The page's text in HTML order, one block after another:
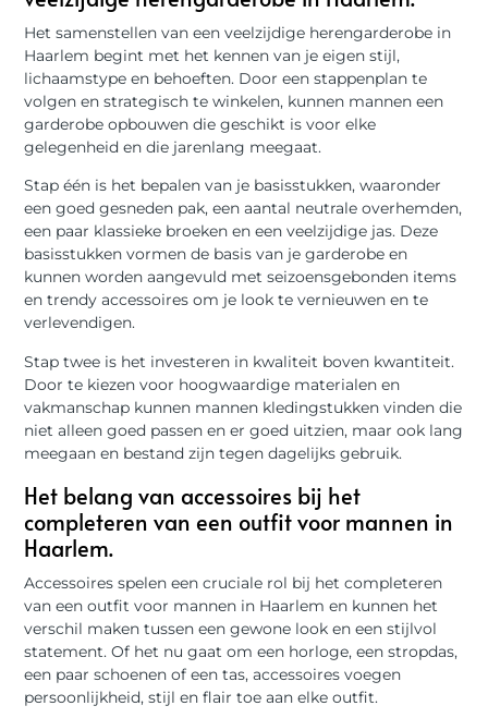
Het samenstellen van een veelzijdige herengarderobe in
Haarlem begint met het kennen van je eigen stijl,
lichaamstype en behoeften. Door een stappenplan te
volgen en strategisch te winkelen, kunnen mannen een
garderobe opbouwen die geschikt is voor elke
gelegenheid en die jarenlang meegaat.
Stap één is het bepalen van je basisstukken, waaronder
een goed gesneden pak, een aantal neutrale overhemden,
een paar klassieke broeken en een veelzijdige jas. Deze
basisstukken vormen de basis van je garderobe en
kunnen worden aangevuld met seizoensgebonden items
en trendy accessoires om je look te vernieuwen en te
verlevendigen.
Stap twee is het investeren in kwaliteit boven kwantiteit.
Door te kiezen voor hoogwaardige materialen en
vakmanschap kunnen mannen kledingstukken vinden die
niet alleen goed passen en er goed uitzien, maar ook lang
meegaan en bestand zijn tegen dagelijks gebruik.
Het belang van accessoires bij het
completeren van een outfit voor mannen in
Haarlem.
Accessoires spelen een cruciale rol bij het completeren
van een outfit voor mannen in Haarlem en kunnen het
verschil maken tussen een gewone look en een stijlvol
statement. Of het nu gaat om een ​​horloge, een stropdas,
een paar schoenen of een tas, accessoires voegen
persoonlijkheid, stijl en flair toe aan elke outfit.